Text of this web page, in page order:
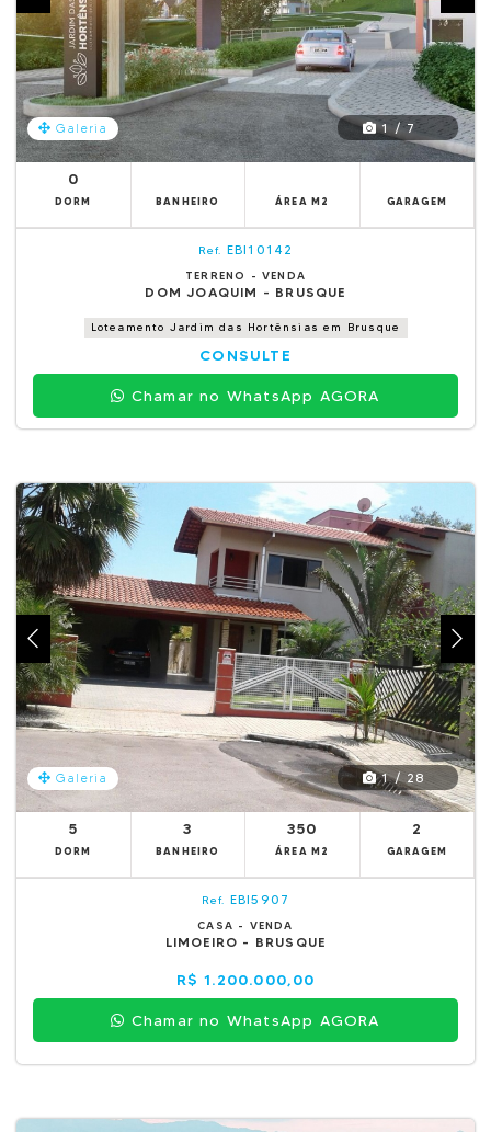
Galeria 1 / 7
0
DORM BANHEIRO ÁREA M2 GARAGEM
Ref. EBI10142
TERRENO - VENDA
DOM JOAQUIM - BRUSQUE
Loteamento Jardim das Hortênsias em Brusque
CONSULTE
Chamar no WhatsApp AGORA
Galeria 1 / 28
5
DORM
3
BANHEIRO
350
ÁREA M2
2
GARAGEM
Ref. EBI5907
CASA - VENDA
LIMOEIRO - BRUSQUE
R$ 1.200.000,00
Chamar no WhatsApp AGORA